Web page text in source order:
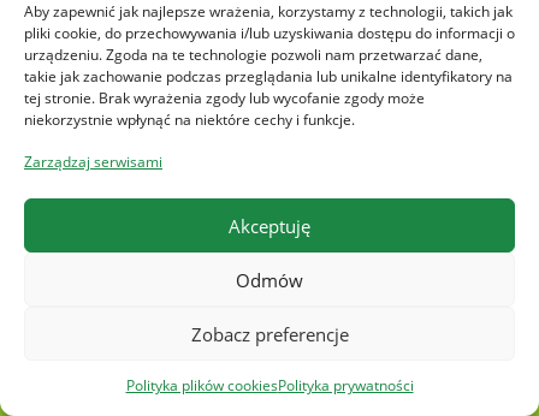
Aby zapewnić jak najlepsze wrażenia, korzystamy z technologii, takich jak
pliki cookie, do przechowywania i/lub uzyskiwania dostępu do informacji o
urządzeniu. Zgoda na te technologie pozwoli nam przetwarzać dane,
takie jak zachowanie podczas przeglądania lub unikalne identyfikatory na
tej stronie. Brak wyrażenia zgody lub wycofanie zgody może
niekorzystnie wpłynąć na niektóre cechy i funkcje.
Zarządzaj serwisami
Akceptuję
Odmów
Zobacz preferencje
Polityka plików cookiesPolityka prywatności
Blog
BUR 2026: jak działa dofinansowanie
podyplomowych krok po kroku
12 lutego 2026
Bonów Szkoleniowych ruszył! Zdobądź
9 lutego 2026